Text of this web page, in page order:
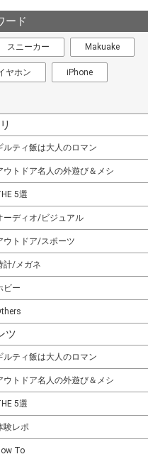
ード
スニーカー Makuake
ヤホン iPhone
ルティ飯は大人のロマン
ウトドア名人の外遊び＆メシ
5選
ーディオ/ビジュアル
ウトドア/スポーツ
計/メガネ
ビー
ツ
ルティ飯は大人のロマン
ウトドア名人の外遊び＆メシ
5選
験レポ
To